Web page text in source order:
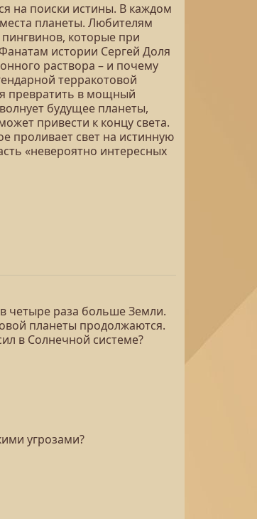
на поиски истины. В каждом
планеты. Любителям
которые при
истории Сергей Доля
раствора – и почему
терракотовой
превратить в мощный
будущее планеты,
привести к концу света.
проливает свет на истинную
«невероятно интересных
четыре раза больше Земли.
планеты продолжаются.
в Солнечной системе?
угрозами?